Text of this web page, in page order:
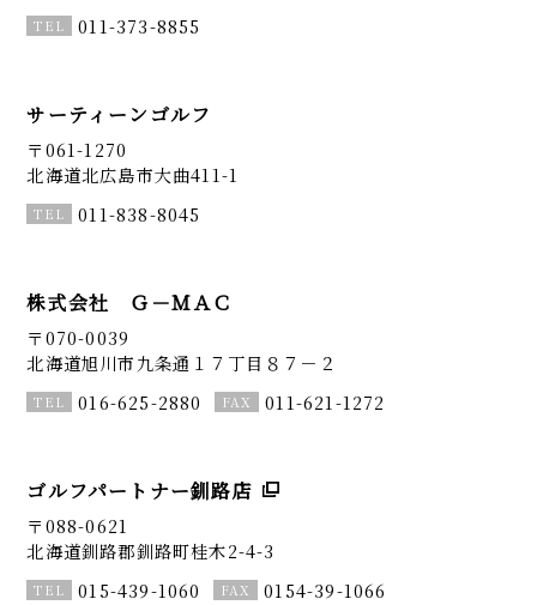
011-373-8855
サーティーンゴルフ
〒061-1270
北海道北広島市大曲411-1
011-838-8045
株式会社 Ｇ－ＭＡＣ
〒070-0039
北海道旭川市九条通１７丁目８７－２
016-625-2880
011-621-1272
ゴルフパートナー釧路店
〒088-0621
北海道釧路郡釧路町桂木2-4-3
015-439-1060
0154-39-1066